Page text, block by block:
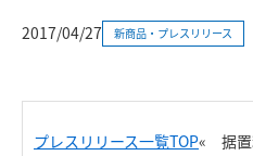
2017/04/27 新商品・プレスリリース
プレスリリース一覧TOP«
据